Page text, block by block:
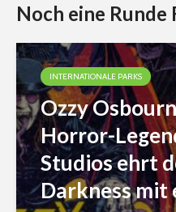
Noch eine Runde
INTERNATIONALE PARKS
Ozzy
Horror-
Studios ehrt
Darkness mit